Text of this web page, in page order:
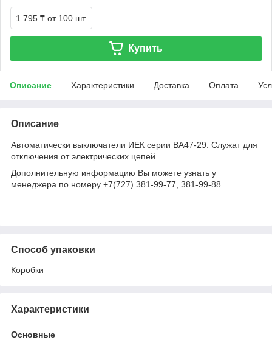
1 795 ₸ от 100 шт.
Купить
Описание Характеристики Доставка Оплата
Описание
Автоматически выключатели ИЕК серии ВА47-29. Служат для
отключения от электрических цепей.
Дополнительную информацию Вы можете узнать у
менеджера по номеру +7(727) 381-99-77, 381-99-88
Способ упаковки
Коробки
Характеристики
Основные